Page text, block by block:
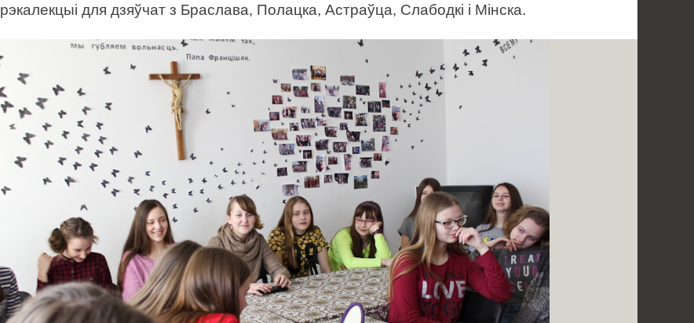
рэкалекцыі для дзяўчат з Браслава, Полацка, Астраўца, Слабодкі і Мінска.